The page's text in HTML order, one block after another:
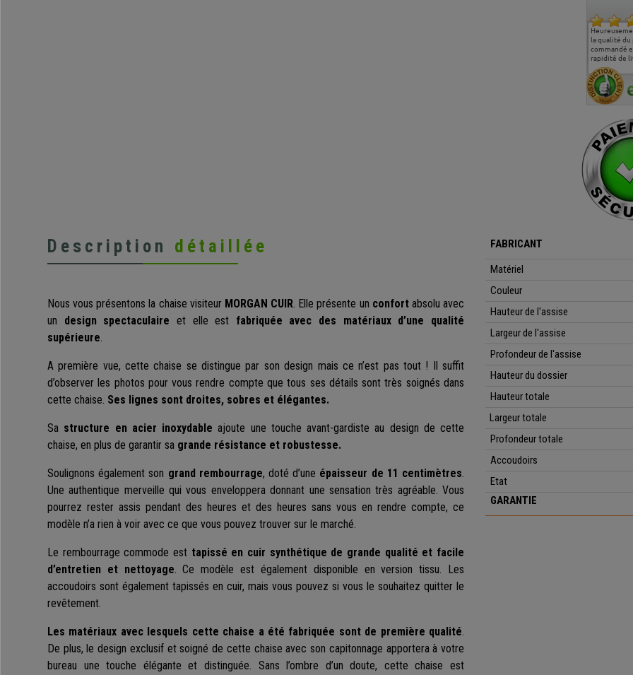
la qualité
commandé
rapidité de
Description détaillée
Nous vous présentons la chaise visiteur MORGAN CUIR. Elle présente un confortabsolu avec
un design spectaculaire et elle est fabriquée avec des matériaux d’une qualité
supérieure.
A première vue, cette chaise se distingue par son design mais ce n’est pas tout ! Il suffit
d’observer les photos pour vous rendre compte que tous ses détails sont très soignés dans
cette chaise. Ses lignes sont droites, sobres et élégantes.
Sa structure en acier inoxydable ajoute une touche avant-gardiste au design de cette
chaise, en plus de garantir sa grande résistance et robustesse.
Soulignons également son grand rembourrage, doté d’une épaisseur de 11 centimètres.
Une authentique merveille qui vous enveloppera donnant une sensation très agréable. Vous
pourrez rester assis pendant des heures et des heures sans vous en rendre compte, ce
modèle n’a rien à voir avec ce que vous pouvez trouver sur le marché.
Le rembourrage commode est tapissé en cuir synthétique de grande qualité et facile
d’entretien et nettoyage. Ce modèle est également disponible en version tissu. Les
accoudoirs sont également tapissés en cuir, mais vous pouvez si vous le souhaitez quitter le
revêtement.
Les matériaux avec lesquels cette chaise a été fabriquée sont de première qualité.
De plus, le design exclusif et soigné de cette chaise avec son capitonnage apportera à votre
bureau une touche élégante et distinguée. Sans l’ombre d’un doute, cette chaise est
FABRICANT
Matériel
Couleur
Hauteur de l'assise
Largeur de l'assise
Profondeur de l'assise
Hauteur du dossier
Hauteur totale
Largeur totale
Profondeurtotale
Accoudoirs
Etat
GARANTIE